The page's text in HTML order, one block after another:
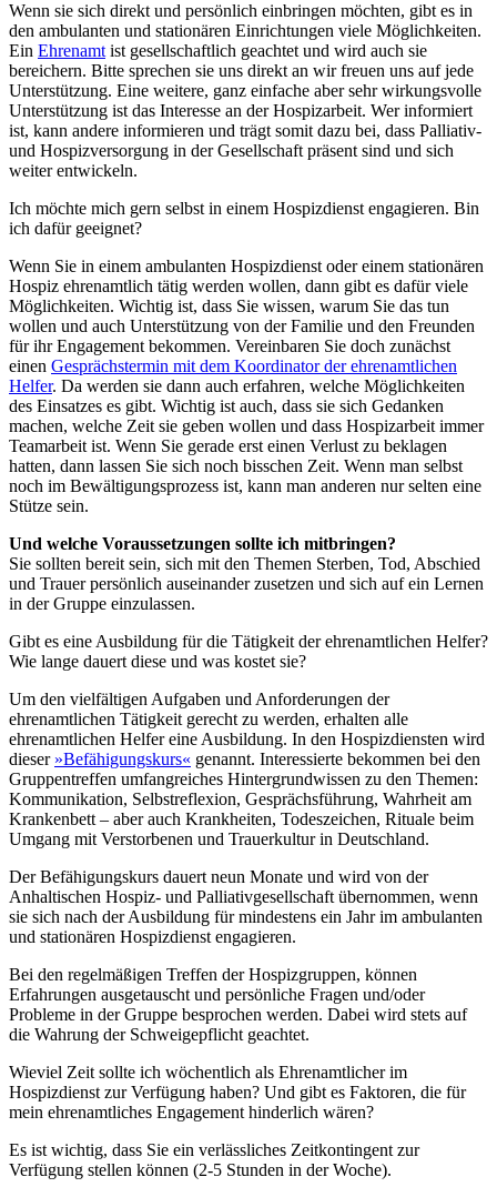
Wenn sie sich direkt und persönlich einbringen möchten, gibt es in
den ambulanten und stationären Einrichtungen viele Möglichkeiten.
Ein Ehrenamt ist gesellschaftlich geachtet und wird auch sie
bereichern. Bitte sprechen sie uns direkt an wir freuen uns auf jede
Unterstützung. Eine weitere, ganz einfache aber sehr wirkungsvolle
Unterstützung ist das Interesse an der Hospizarbeit. Wer informiert
ist, kann andere informieren und trägt somit dazu bei, dass Palliativ-
und Hospizversorgung in der Gesellschaft präsent sind und sich
weiter entwickeln.
Ich möchte mich gern selbst in einem Hospizdienst engagieren. Bin
ich dafür geeignet?
Wenn Sie in einem ambulanten Hospizdienst oder einem stationären
Hospiz ehrenamtlich tätig werden wollen, dann gibt es dafür viele
Möglichkeiten. Wichtig ist, dass Sie wissen, warum Sie das tun
wollen und auch Unterstützung von der Familie und den Freunden
für ihr Engagement bekommen. Vereinbaren Sie doch zunächst
einen Gesprächstermin mit dem Koordinator der ehrenamtlichen
Helfer. Da werden sie dann auch erfahren, welche Möglichkeiten
des Einsatzes es gibt. Wichtig ist auch, dass sie sich Gedanken
machen, welche Zeit sie geben wollen und dass Hospizarbeit immer
Teamarbeit ist. Wenn Sie gerade erst einen Verlust zu beklagen
hatten, dann lassen Sie sich noch bisschen Zeit. Wenn man selbst
noch im Bewältigungsprozess ist, kann man anderen nur selten eine
Stütze sein.
Und welche Voraussetzungen sollte ich mitbringen?
Sie sollten bereit sein, sich mit den Themen Sterben, Tod, Abschied
und Trauer persönlich auseinander zusetzen und sich auf ein Lernen
in der Gruppe einzulassen.
Gibt es eine Ausbildung für die Tätigkeit der ehrenamtlichen Helfer?
Wie lange dauert diese und was kostet sie?
Um den vielfältigen Aufgaben und Anforderungen der
ehrenamtlichen Tätigkeit gerecht zu werden, erhalten alle
ehrenamtlichen Helfer eine Ausbildung. In den Hospizdiensten wird
dieser »Befähigungskurs« genannt. Interessierte bekommen bei den
Gruppentreffen umfangreiches Hintergrundwissen zu den Themen:
Kommunikation, Selbstreflexion, Gesprächsführung, Wahrheit am
Krankenbett – aber auch Krankheiten, Todeszeichen, Rituale beim
Umgang mit Verstorbenen und Trauerkultur in Deutschland.
Der Befähigungskurs dauert neun Monate und wird von der
Anhaltischen Hospiz- und Palliativgesellschaft übernommen, wenn
sie sich nach der Ausbildung für mindestens ein Jahr im ambulanten
und stationären Hospizdienst engagieren.
Bei den regelmäßigen Treffen der Hospizgruppen, können
Erfahrungen ausgetauscht und persönliche Fragen und/oder
Probleme in der Gruppe besprochen werden. Dabei wird stets auf
die Wahrung der Schweigepflicht geachtet.
Wieviel Zeit sollte ich wöchentlich als Ehrenamtlicher im
Hospizdienst zur Verfügung haben? Und gibt es Faktoren, die für
mein ehrenamtliches Engagement hinderlich wären?
Es ist wichtig, dass Sie ein verlässliches Zeitkontingent zur
Verfügung stellen können (2-5 Stunden in der Woche).